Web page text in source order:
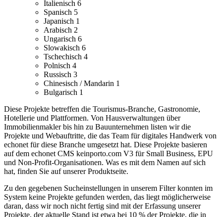
Italienisch 6
Spanisch 5
Japanisch 1
Arabisch 2
Ungarisch 6
Slowakisch 6
Tschechisch 4
Polnisch 4
Russisch 3
Chinesisch / Mandarin 1
Bulgarisch 1
Diese Projekte betreffen die Tourismus-Branche, Gastronomie,
Hotellerie und Plattformen. Von Hausverwaltungen über
Immobilienmakler bis hin zu Bauunternehmen listen wir die
Projekte und Webauftritte, die das Team für digitales Handwerk von
echonet für diese Branche umgesetzt hat. Diese Projekte basieren
auf dem echonet CMS keinporto.com V3 für Small Business, EPU
und Non-Profit-Organisationen. Was es mit dem Namen auf sich
hat, finden Sie auf unserer Produktseite.
Zu den gegebenen Sucheinstellungen in unserem Filter konnten im
System keine Projekte gefunden werden, das liegt möglicherweise
daran, dass wir noch nicht fertig sind mit der Erfassung unserer
Projekte, der aktuelle Stand ist etwa bei 10 % der Projekte, die in